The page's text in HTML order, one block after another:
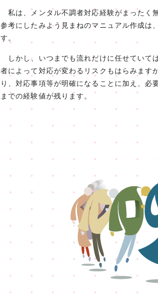
私は、メンタル不調者対応経験がまったく
参考にしたみよう見まねのマニュアル作成は
す。
しかし、いつまでも流れだけに任せていて
者によって対応が変わるリスクもはらみます
り、対応事項等が明確になることに加え、
までの経験値が残ります。